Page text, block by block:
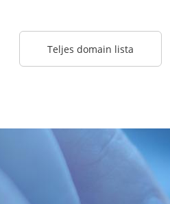
Teljes domain lista